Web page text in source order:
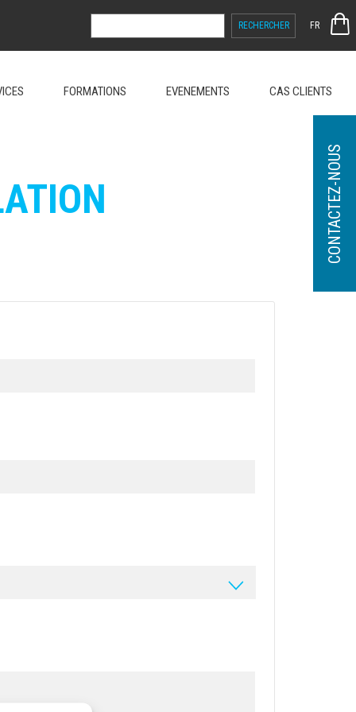
RECHERCHER :
FR
FORMATIONS EVENEMENTS CAS CLIENTS
CONTACTEZ-NOUS